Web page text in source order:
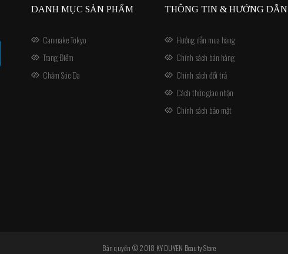
DANH MỤC SẢN PHẨM
Canmake Tokyo
Trang Điểm
Chăm Sóc Da
THÔNG TIN & HƯỚNG DẪN
Hướng dẫn mua hàng
Chính sách bán hàng
Chính sách đổi trả
Cách thức giao nhận
Chính sách bảo mật
Bản quyền © 2018 KY DUYEN Beauty Store